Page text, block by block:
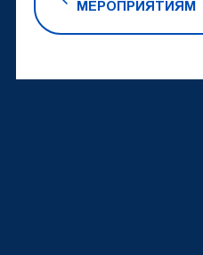
МЕРОПРИЯТИЯМ